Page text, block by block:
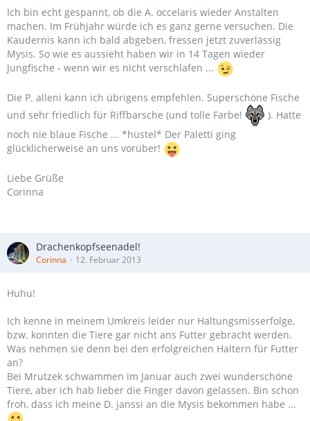
Ich bin echt gespannt, ob die A. occelaris wieder Anstalten
machen. Im Frühjahr würde ich es ganz gerne versuchen. Die
Kaudernis kann ich bald abgeben, fressen jetzt zuverlässig
Mysis. So wie es aussieht haben wir in 14 Tagen wieder
Jungfische - wenn wir es nicht verschlafen ...
Die P. alleni kann ich übrigens empfehlen. Superschöne Fische
und sehr friedlich für Riffbarsche (und tolle Farbe!
). Hatte
noch nie blaue Fische ... *hüstel* Der Paletti ging
glücklicherweise an uns vorüber!
Liebe Grüße
Corinna
Drachenkopfseenadel!
Corinna 12. Februar 2013
Huhu!
Ich kenne in meinem Umkreis leider nur Haltungsmisserfolge,
bzw. konnten die Tiere gar nicht ans Futter gebracht werden.
Was nehmen sie denn bei den erfolgreichen Haltern für Futter
an?
Bei Mrutzek schwammen im Januar auch zwei wunderschöne
Tiere, aber ich hab lieber die Finger davon gelassen. Bin schon
froh, dass ich meine D. janssi an die Mysis bekommen habe ...